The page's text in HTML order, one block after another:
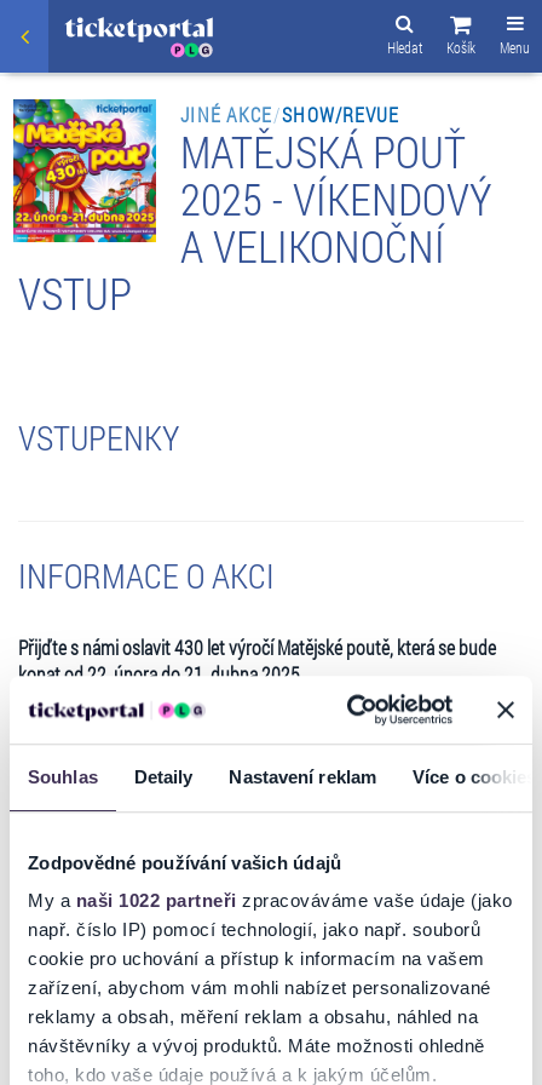
Souhlas Detaily Nastavení reklam Více o cookies
Zodpovědné používání vašich údajů
My a naši 1022 partneři zpracováváme vaše údaje (jako
např. číslo IP) pomocí technologií, jako např. souborů
cookie pro uchování a přístup k informacím na vašem
zařízení, abychom vám mohli nabízet personalizované
reklamy a obsah, měření reklam a obsahu, náhled na
návštěvníky a vývoj produktů. Máte možnosti ohledně
toho, kdo vaše údaje používá a k jakým účelům.
Menu
Košík
Hledat
JINÉ AKCE/SHOW/REVUE
MATĚJSKÁ POUŤ
2025 - VÍKENDOVÝ
A VELIKONOČNÍ
VSTUP
VSTUPENKY
INFORMACE O AKCI
Přijďte s námi oslavit 430 let výročí Matějské poutě, která se bude
konat od 22. února do 21. dubna 2025.
Můžete se těšit na velké množství nových tuzemských i zahraničních
atrakcí, které budou zveřejněny před zahájením na webových a
facebookových stránkách Matějské poutě. Samozřejmostí jsou
stánky s cukrovinkami, cukrovou vatou, ale také s tradiční matějskou
klobásou.
• Holandské atrakce
• Obří kolo 60m
Výstaviště Praha, Praha 7 - Bubeneč
• Hlavní vchod z ulice u Výstaviště
• Druhý vchod z ulice Za Elektrárnou
• Třetí vchod z parku Stromovka
https://www.matejskapout.cz/│
https://www.facebook.com/matejskapout
Číst více